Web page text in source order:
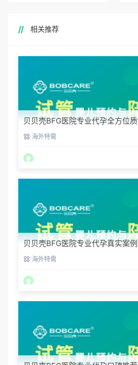
相关推荐
贝贝壳BFG医院专业代孕全方位
每一步
海外特需
贝贝壳BFG医院专业代孕真实案
里圆梦的
海外特需